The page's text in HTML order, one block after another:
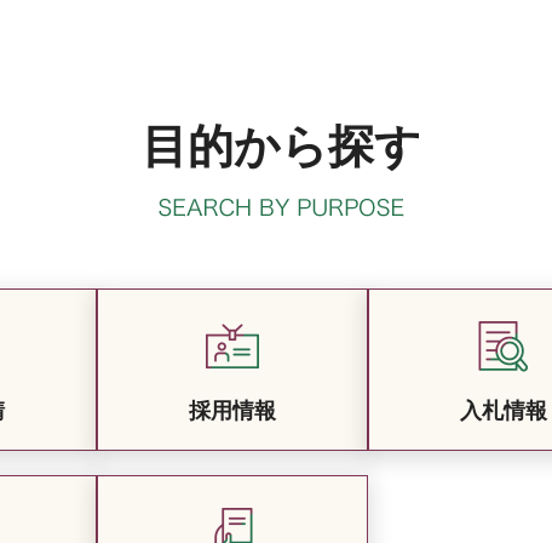
目的から探す
採用情報 入札情報